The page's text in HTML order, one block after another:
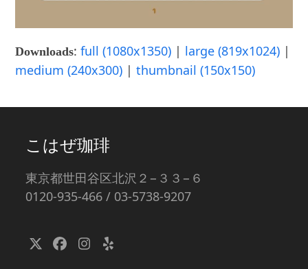
Downloads:full (1080x1350) | large (819x1024) |
medium (240x300) |thumbnail (150x150)
こはぜ珈琲
東京都世田谷区北沢２−３３−６
0120-935-466 / 03-5738-9207
TwitterFacebook
Instagram
Yelp